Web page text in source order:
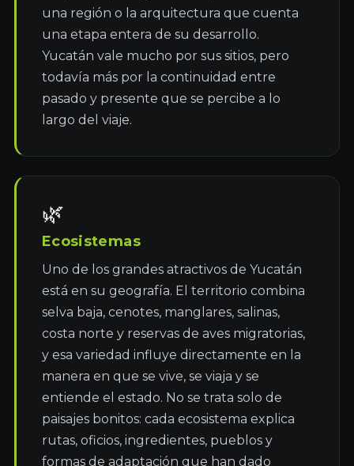
una región o la arquitectura que cuenta
una etapa entera de su desarrollo.
Yucatán vale mucho por sus sitios, pero
todavía más por la continuidad entre
pasado y presente que se percibe a lo
largo del viaje.
🌿
Ecosistemas
Uno de los grandes atractivos de Yucatán
está en su geografía. El territorio combina
selva baja, cenotes, manglares, salinas,
costa norte y reservas de aves migratorias,
y esa variedad influye directamente en la
manera en que se vive, se viaja y se
entiende el estado. No se trata solo de
paisajes bonitos: cada ecosistema explica
rutas, oficios, ingredientes, pueblos y
formas de adaptación que han dado